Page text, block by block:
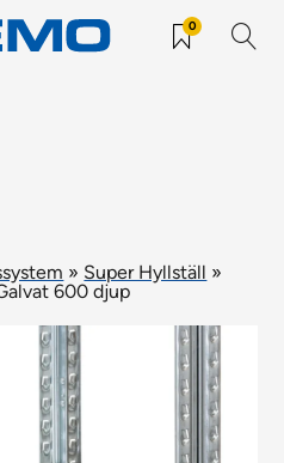
0
» Super Hyllställ »
600 djup